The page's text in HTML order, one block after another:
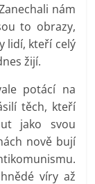
nám
to obrazy,
lidí, kteří celý
žijí.
potácí na
těch, kteří
jako svou
nově bují
víry až